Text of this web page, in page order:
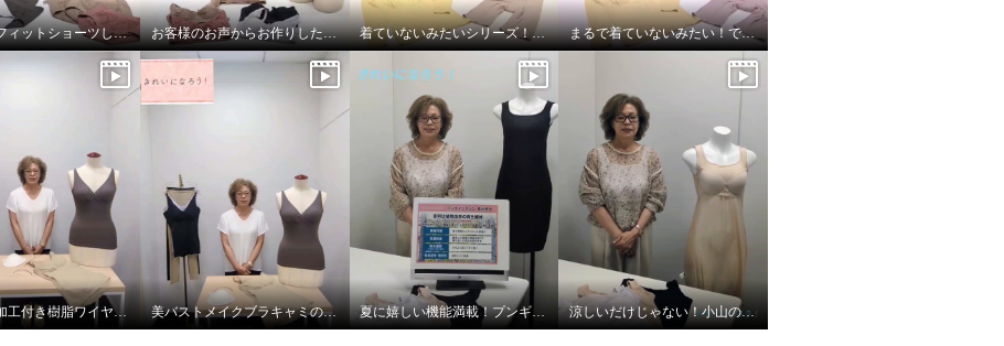
今年も超フィットショーツしっかりバージョン！ お客様のお声からお作りしたブラとブラキャミです！ 着ていないみたいシリーズ！超のびのび秋冬バージョン まるで着ていないみたい！でもおしゃれ！
静電防止加工付き樹脂ワイヤー入り美バストメイクブラキャミ 美バストメイクブラキャミの着方のポイント！ 涼しいだけじゃない！小山のこだわり